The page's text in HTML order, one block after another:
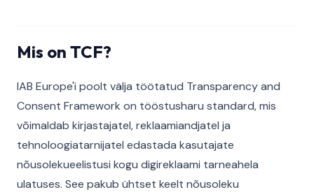
Mis on TCF?
IAB Europe'i poolt välja töötatud Transparency and
Consent Framework on tööstusharu standard, mis
võimaldab kirjastajatel, reklaamiandjatel ja
tehnoloogiatarnijatel edastada kasutajate
nõusolekueelistusi kogu digireklaami tarneahela
ulatuses. See pakub ühtset keelt nõusoleku